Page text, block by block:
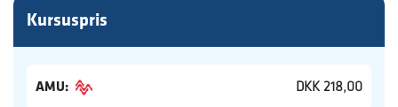
Kursuspris
AMU: DKK 218,00